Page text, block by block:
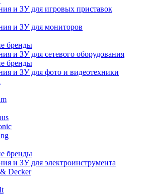
и ЗУ для игровых приставок
и ЗУ для мониторов
бренды
и ЗУ для сетевого оборудования
бренды
и ЗУ для фото и видеотехники
бренды
и ЗУ для электроинструмента
Decker